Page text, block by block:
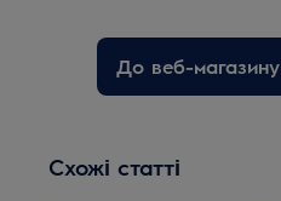
До веб-магазину
Схожі статті